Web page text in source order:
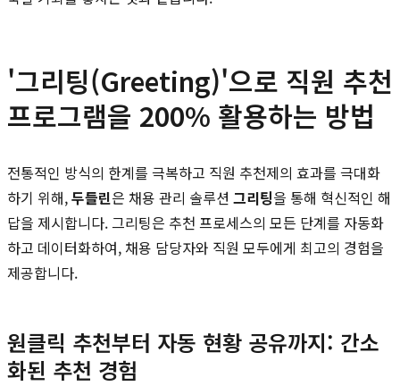
'그리팅(Greeting)'으로 직원 추천
프로그램을 200% 활용하는 방법
전통적인 방식의 한계를 극복하고 직원 추천제의 효과를 극대화
하기 위해,두들린은 채용 관리 솔루션 그리팅을 통해 혁신적인 해
답을 제시합니다. 그리팅은 추천 프로세스의 모든 단계를 자동화
하고 데이터화하여, 채용 담당자와 직원 모두에게 최고의 경험을
제공합니다.
원클릭 추천부터 자동 현황 공유까지: 간소
화된 추천 경험